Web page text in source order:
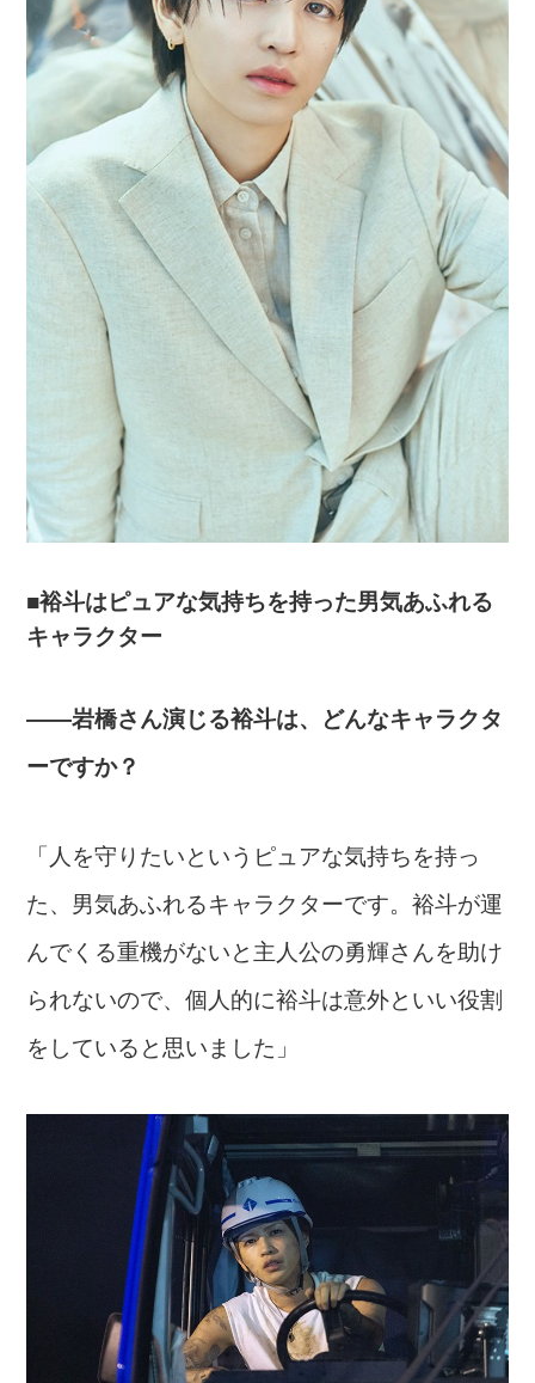
■裕斗はピュアな気持ちを持った男気あふれる
キャラクター
――岩橋さん演じる裕斗は、どんなキャラクタ
ーですか？
「人を守りたいというピュアな気持ちを持っ
た、男気あふれるキャラクターです。裕斗が運
んでくる重機がないと主人公の勇輝さんを助け
られないので、個人的に裕斗は意外といい役割
をしていると思いました」